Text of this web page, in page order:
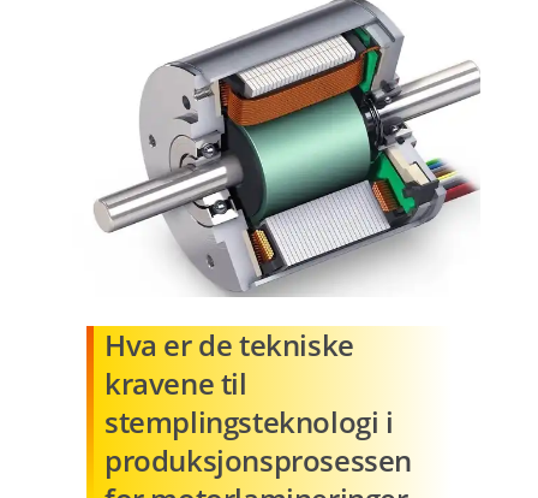
Hva er de tekniske
kravene til
stemplingsteknologi i
produksjonsprosessen